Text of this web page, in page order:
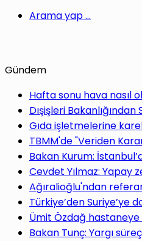
Arama yap ...
Gündem
Hafta sonu hava nasıl
Dışişleri
Gıda işletmelerine
TBMM'de "Veriden
Bakan Kurum:
Cevdet Yılmaz: Yapay
Ağıralioğlu'ndan
Türkiye’den Suriye’ye
Ümit Özdağ hastaneye
Bakan Tunç: Yargı